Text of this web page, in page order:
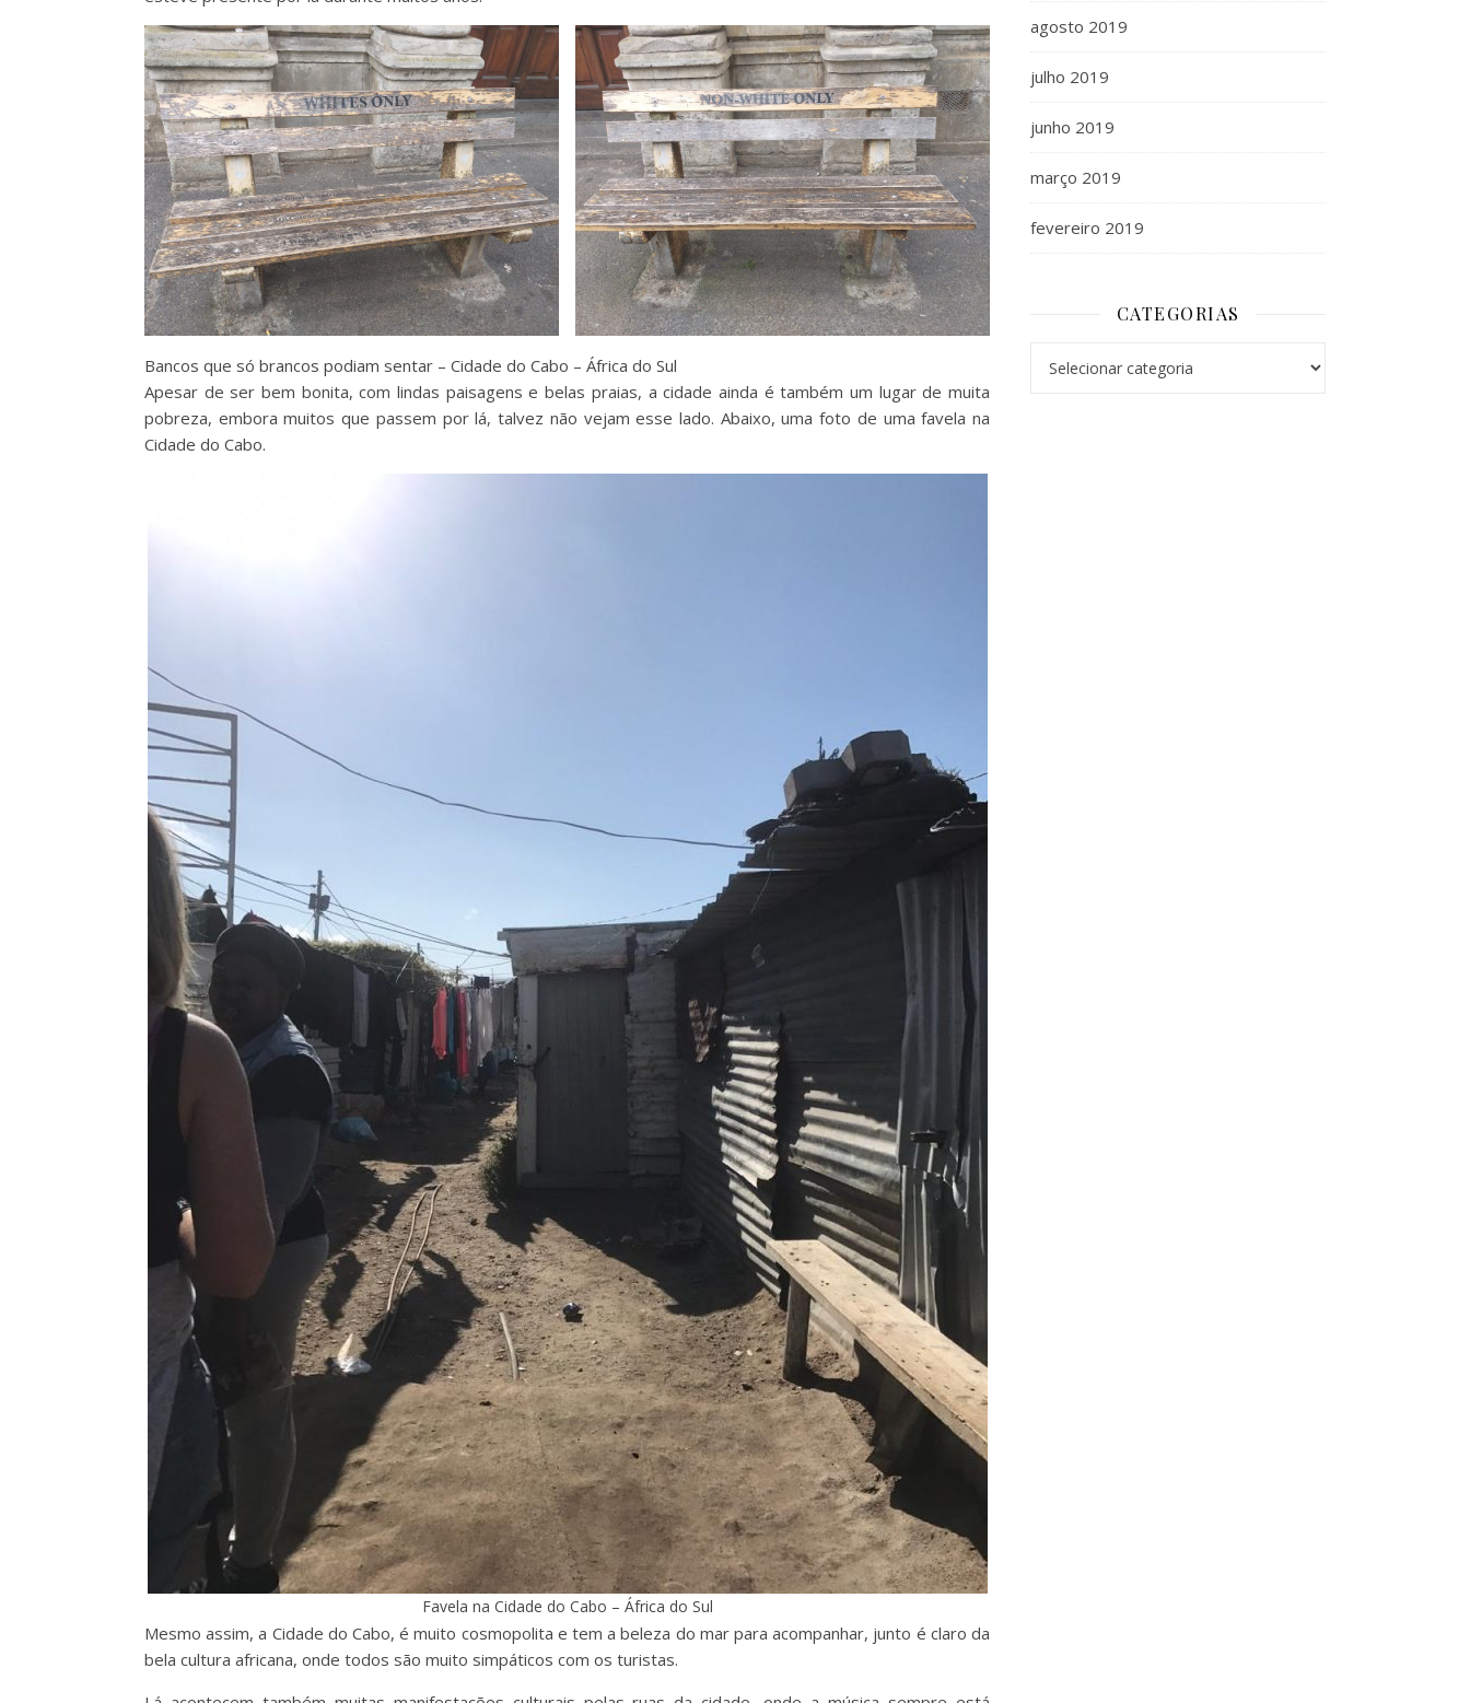
Bancos que só brancos podiam sentar – Cidade do Cabo – África do Sul
Apesar de ser bem bonita, com lindas paisagens e belas praias, a cidade ainda é também um lugar de muita
pobreza, embora muitos que passem por lá, talvez não vejam esse lado. Abaixo, uma foto de uma favela na
Cidade do Cabo.
Favela na Cidade do Cabo – África do Sul
Mesmo assim, a Cidade do Cabo, é muito cosmopolita e tem a beleza do mar para acompanhar, junto é claro da
bela cultura africana, onde todos são muito simpáticos com os turistas.
agosto 2019
julho 2019
junho 2019
março 2019
fevereiro 2019
CATEGORIAS